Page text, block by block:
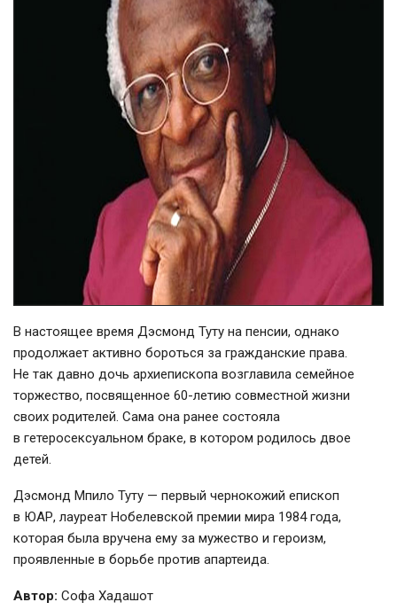
В настоящее время Дэсмонд Туту на пенсии, однако
продолжает активно бороться за гражданские права.
Не так давно дочь архиепископа возглавила семейное
торжество, посвященное 60-летию совместной жизни
своих родителей. Сама она ранее состояла
в гетеросексуальном браке, в котором родилось двое
детей.
Дэсмонд Мпило Туту — первый чернокожий епископ
в ЮАР, лауреат Нобелевской премии мира 1984 года,
которая была вручена ему за мужество и героизм,
проявленные в борьбе против апартеида.
Автор: Софа Хадашот